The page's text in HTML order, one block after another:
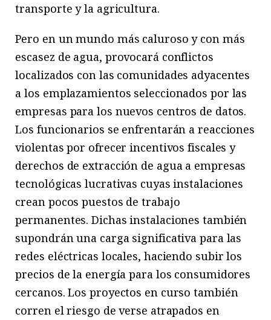
transporte y la agricultura.
Pero en un mundo más caluroso y con más
escasez de agua, provocará conflictos
localizados con las comunidades adyacentes
a los emplazamientos seleccionados por las
empresas para los nuevos centros de datos.
Los funcionarios se enfrentarán a reacciones
violentas por ofrecer incentivos fiscales y
derechos de extracción de agua a empresas
tecnológicas lucrativas cuyas instalaciones
crean pocos puestos de trabajo
permanentes. Dichas instalaciones también
supondrán una carga significativa para las
redes eléctricas locales, haciendo subir los
precios de la energía para los consumidores
cercanos. Los proyectos en curso también
corren el riesgo de verse atrapados en